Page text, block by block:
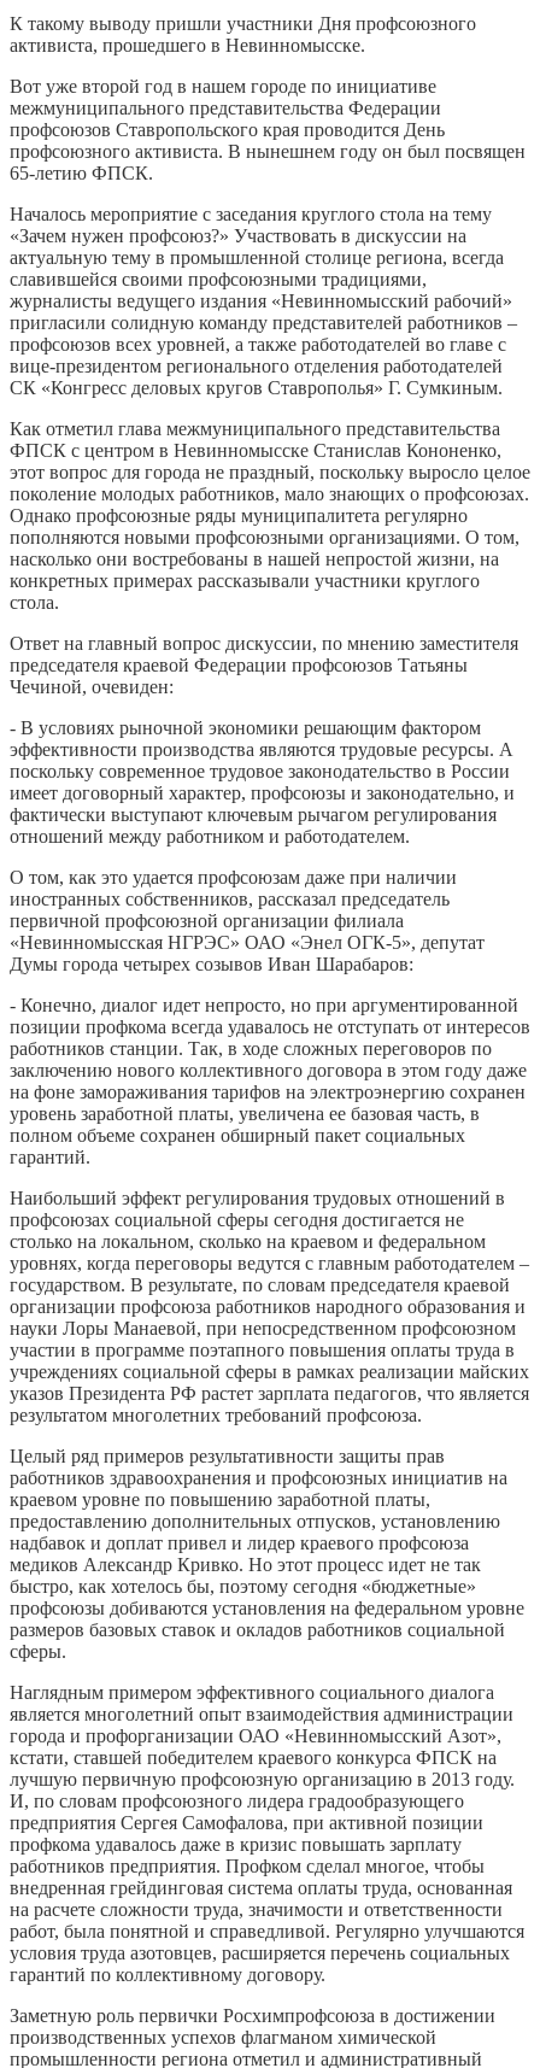
К такому выводу пришли участники Дня профсоюзного
активиста, прошедшего в Невинномысске.
Вот уже второй год в нашем городе по инициативе
межмуниципального представительства Федерации
профсоюзов Ставропольского края проводится День
профсоюзного активиста. В нынешнем году он был посвящен
65-летию ФПСК.
Началось мероприятие с заседания круглого стола на тему
«Зачем нужен профсоюз?» Участвовать в дискуссии на
актуальную тему в промышленной столице региона, всегда
славившейся своими профсоюзными традициями,
журналисты ведущего издания «Невинномысский рабочий»
пригласили солидную команду представителей работников –
профсоюзов всех уровней, а также работодателей во главе с
вице-президентом регионального отделения работодателей
СК «Конгресс деловых кругов Ставрополья» Г. Сумкиным.
Как отметил глава межмуниципального представительства
ФПСК с центром в Невинномысске Станислав Кононенко,
этот вопрос для города не праздный, поскольку выросло целое
поколение молодых работников, мало знающих о профсоюзах.
Однако профсоюзные ряды муниципалитета регулярно
пополняются новыми профсоюзными организациями. О том,
насколько они востребованы в нашей непростой жизни, на
конкретных примерах рассказывали участники круглого
стола.
Ответ на главный вопрос дискуссии, по мнению заместителя
председателя краевой Федерации профсоюзов Татьяны
Чечиной, очевиден:
- В условиях рыночной экономики решающим фактором
эффективности производства являются трудовые ресурсы. А
поскольку современное трудовое законодательство в России
имеет договорный характер, профсоюзы и законодательно, и
фактически выступают ключевым рычагом регулирования
отношений между работником и работодателем.
О том, как это удается профсоюзам даже при наличии
иностранных собственников, рассказал председатель
первичной профсоюзной организации филиала
«Невинномысская НГРЭС» ОАО «Энел ОГК-5», депутат
Думы города четырех созывов Иван Шарабаров:
- Конечно, диалог идет непросто, но при аргументированной
позиции профкома всегда удавалось не отступать от интересов
работников станции. Так, в ходе сложных переговоров по
заключению нового коллективного договора в этом году даже
на фоне замораживания тарифов на электроэнергию сохранен
уровень заработной платы, увеличена ее базовая часть, в
полном объеме сохранен обширный пакет социальных
гарантий.
Наибольший эффект регулирования трудовых отношений в
профсоюзах социальной сферы сегодня достигается не
столько на локальном, сколько на краевом и федеральном
уровнях, когда переговоры ведутся с главным работодателем –
государством. В результате, по словам председателя краевой
организации профсоюза работников народного образования и
науки Лоры Манаевой, при непосредственном профсоюзном
участии в программе поэтапного повышения оплаты труда в
учреждениях социальной сферы в рамках реализации майских
указов Президента РФ растет зарплата педагогов, что является
результатом многолетних требований профсоюза.
Целый ряд примеров результативности защиты прав
работников здравоохранения и профсоюзных инициатив на
краевом уровне по повышению заработной платы,
предоставлению дополнительных отпусков, установлению
надбавок и доплат привел и лидер краевого профсоюза
медиков Александр Кривко. Но этот процесс идет не так
быстро, как хотелось бы, поэтому сегодня «бюджетные»
профсоюзы добиваются установления на федеральном уровне
размеров базовых ставок и окладов работников социальной
сферы.
Наглядным примером эффективного социального диалога
является многолетний опыт взаимодействия администрации
города и профорганизации ОАО «Невинномысский Азот»,
кстати, ставшей победителем краевого конкурса ФПСК на
лучшую первичную профсоюзную организацию в 2013 году.
И, по словам профсоюзного лидера градообразующего
предприятия Сергея Самофалова, при активной позиции
профкома удавалось даже в кризис повышать зарплату
работников предприятия. Профком сделал многое, чтобы
внедренная грейдинговая система оплаты труда, основанная
на расчете сложности труда, значимости и ответственности
работ, была понятной и справедливой. Регулярно улучшаются
условия труда азотовцев, расширяется перечень социальных
гарантий по коллективному договору.
Заметную роль первички Росхимпрофсоюза в достижении
производственных успехов флагманом химической
промышленности региона отметил и административный